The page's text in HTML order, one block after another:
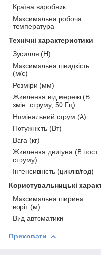
Країна виробник
Максимальна робоча
температура
Технічні характеристики
Зусилля (H)
Максимальна швидкість
(м/с)
Розміри (мм)
Живлення від мережі (В
змін. струму, 50 Гц)
Номінальний струм (А)
Потужність (Вт)
Вага (кг)
Живлення двигуна (В пост.
струму)
Інтенсивність (циклів/год)
Користувальницькі
Максимальна ширина
воріт (м)
Вид автоматики
Приховати